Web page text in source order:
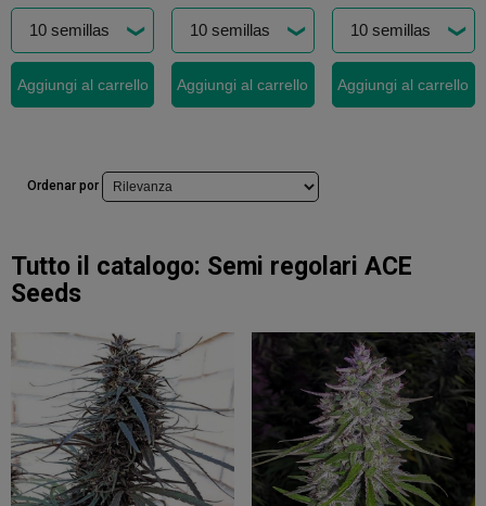
Aggiungi al carrello Aggiungi al carrello Aggiungi al carrello
Ordenar por
Tutto il catalogo: Semi regolari ACE
Seeds